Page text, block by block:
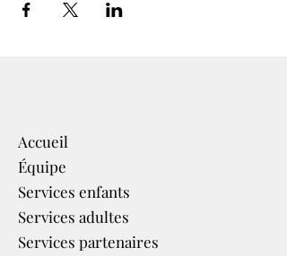
Accueil
Équipe
Services enfants
Services adultes
Services partenaires​